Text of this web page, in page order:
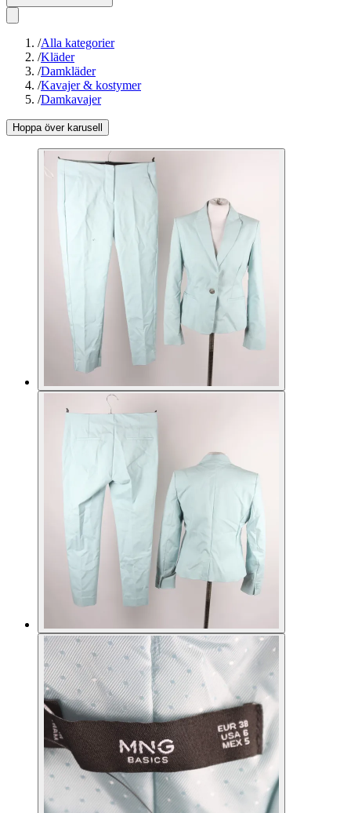
/Alla kategorier
/Kläder
/Damkläder
/Kavajer & kostymer
/Damkavajer
Hoppa över karusell